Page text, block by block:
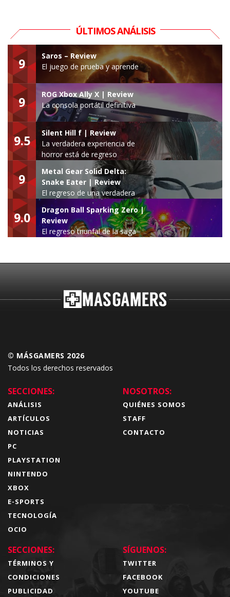
ÚLTIMOS ANÁLISIS
9
Saros – Review
El juego de prueba y aprende
9
ROG Xbox Ally X | Review
La consola portátil definitiva
9.5
Silent Hill f | Review
La verdadera experiencia de
horror está de regreso
9
Metal Gear Solid Delta:
Snake Eater | Review
El regreso de una verdadera
leyenda
9.0
Dragon Ball Sparking Zero |
Review
El regreso triunfal de la saga
© MÁSGAMERS 2026
Todos los derechos reservados
SECCIONES:
ANÁLISIS
ARTÍCULOS
NOTICIAS
PC
PLAYSTATION
NINTENDO
XBOX
E-SPORTS
TECNOLOGÍA
OCIO
NOSOTROS:
QUIÉNES SOMOS
STAFF
CONTACTO
SECCIONES:
TÉRMINOS Y
CONDICIONES
PUBLICIDAD
SÍGUENOS:
TWITTER
FACEBOOK
YOUTUBE